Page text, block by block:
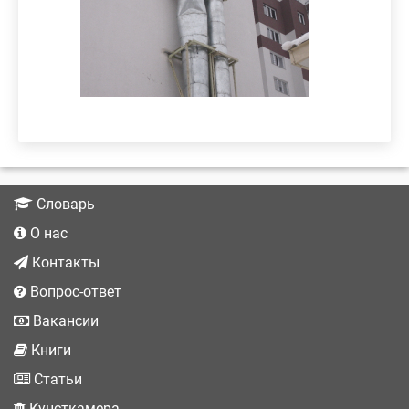
подробнее
Словарь
О нас
Контакты
Вопрос-ответ
Вакансии
Книги
Статьи